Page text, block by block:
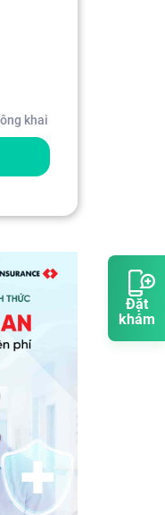
Đặt
khám
khai